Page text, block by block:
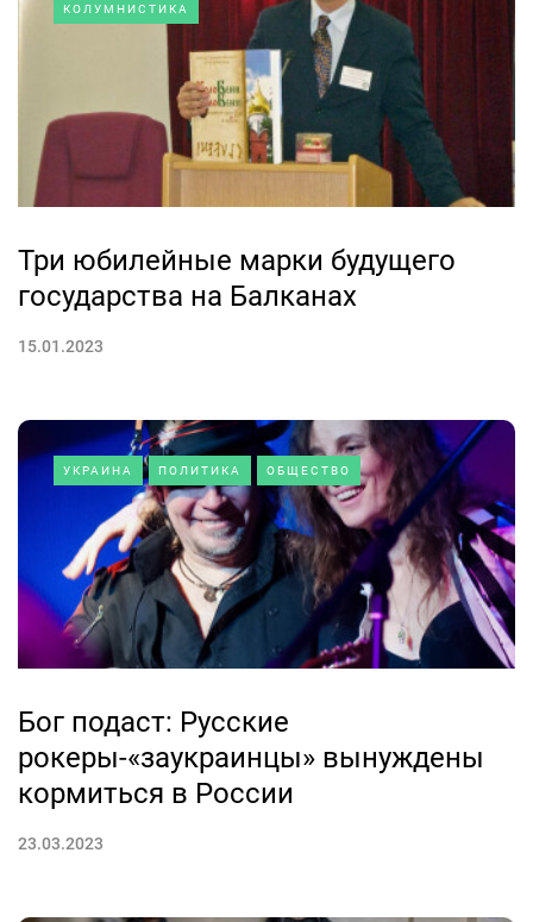
КОЛУМНИСТИКА
Три юбилейные марки будущего
государства на Балканах
15.01.2023
УКРАИНА ПОЛИТИКА ОБЩЕСТВО
Бог подаст: Русские
рокеры-«заукраинцы» вынуждены
кормиться в России
23.03.2023